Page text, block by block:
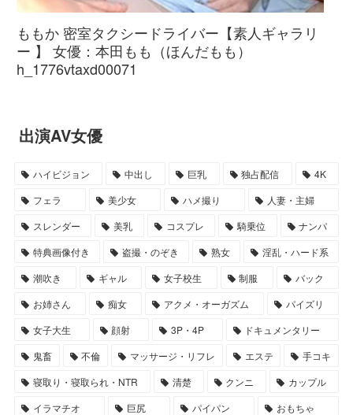
ももか 密室タクシードライバー【素人ギャラリ
ー 】 女優：本田もも（ほんだもも）
h_1776vtaxd00071
出演AV女優
ハイビジョン 中出し 巨乳 独占配信
4K
フェラ
美少女 ハメ撮り
人妻・主婦
スレンダー
美乳 コスプレ 騎乗位
ナンパ
特典画像付き
盗撮・のぞき 熟女
淫乱・ハード系
潮吹き
ギャル 女子校生 制服
バック
お姉さん
痴女 アクメ・オーガズム
パイズリ
女子大生
顔射 3P・4P
ドキュメンタリー
鬼畜
不倫 マッサージ・リフレ エステ
手コキ
寝取り・寝取られ・NTR
清楚 クンニ
カップル
イラマチオ
巨尻 パイパン
おもちゃ